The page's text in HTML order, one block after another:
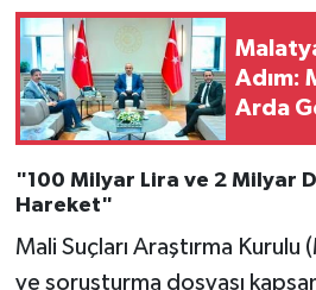
Adım:
Arda
"100 Milyar Lira ve 2 Milyar
Hareket"
Mali Suçları Araştırma Kurulu
ve soruşturma dosyası